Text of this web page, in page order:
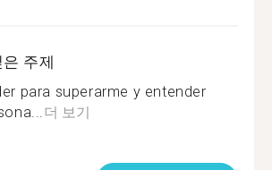
주제
para superarme y entender
더 보기